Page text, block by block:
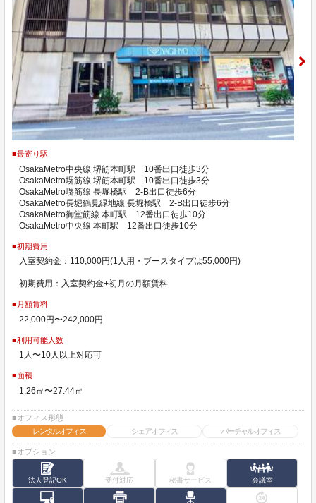
■最寄り駅
OsakaMetro中央線 堺筋本町駅 10番出口徒歩3分
OsakaMetro堺筋線 堺筋本町駅 10番出口徒歩3分
OsakaMetro堺筋線 長堀橋駅 2-B出口徒歩6分
OsakaMetro長堀鶴見緑地線 長堀橋駅 2-B出口徒歩6分
OsakaMetro御堂筋線 本町駅 12番出口徒歩10分
OsakaMetro中央線 本町駅 12番出口徒歩10分
■初期費用
入室契約金：110,000円(1人用・ブースタイプは55,000円)
初期費用：入室契約金+初月の月額賃料
■月額賃料
22,000円〜242,000円
■利用可能人数
1人〜10人以上対応可
■面積
1.26㎡〜27.44㎡
■オフィス形態
レンタルオフィス
シェアオフィス バーチャルオフィス
■オプション
法人登記OK 受付対応 秘書サービス 会議室